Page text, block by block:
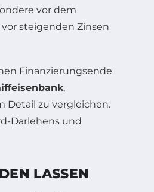
vor dem
steigenden Zinsen
Finanzierungsende
,
Detail zu vergleichen.
Darlehens und
LASSEN